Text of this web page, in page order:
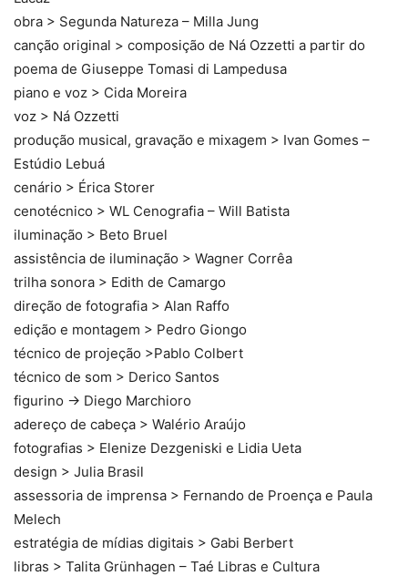
obra > Segunda Natureza – Milla Jung
canção original > composição de Ná Ozzetti a partir do
poema de Giuseppe Tomasi di Lampedusa
piano e voz > Cida Moreira
voz > Ná Ozzetti
produção musical, gravação e mixagem > Ivan Gomes –
Estúdio Lebuá
cenário > Érica Storer
cenotécnico > WL Cenografia – Will Batista
iluminação > Beto Bruel
assistência de iluminação > Wagner Corrêa
trilha sonora > Edith de Camargo
direção de fotografia > Alan Raffo
edição e montagem > Pedro Giongo
técnico de projeção >Pablo Colbert
técnico de som > Derico Santos
figurino -> Diego Marchioro
adereço de cabeça > Walério Araújo
fotografias > Elenize Dezgeniski e Lidia Ueta
design > Julia Brasil
assessoria de imprensa > Fernando de Proença e Paula
Melech
estratégia de mídias digitais > Gabi Berbert
libras > Talita Grünhagen – Taé Libras e Cultura